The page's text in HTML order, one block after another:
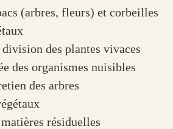
(arbres, fleurs) et corbeilles
des plantes vivaces
des organismes nuisibles
des arbres
résiduelles